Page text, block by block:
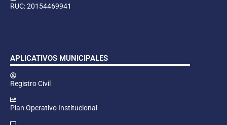
RUC: 20154469941
APLICATIVOS MUNICIPALES
Registro Civil
Plan Operativo Institucional